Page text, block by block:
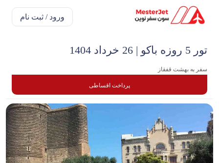
ورود / ثبت نام
تور 5 روزه باکو | 26 خرداد 1404
سفر به بهشت قفقاز
پرداخت اقساطی